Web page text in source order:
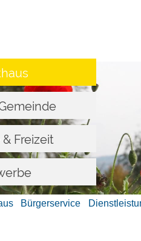
Freizeit
Bürgerservice